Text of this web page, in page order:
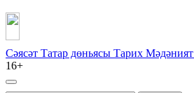
Сәясәт Татар дөньясы Тарих Мәдәният
16+